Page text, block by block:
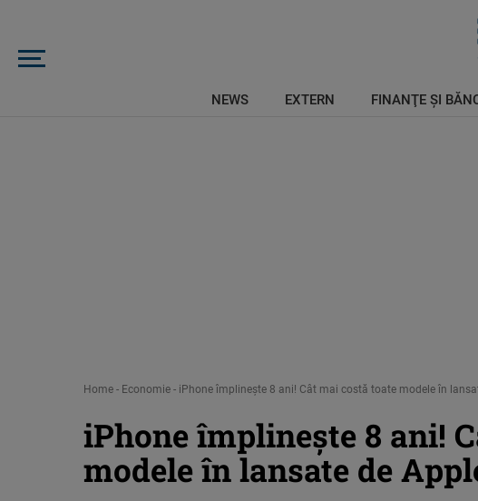
NEWS EXTERN FINANŢE ŞI
Home - Economie - iPhone împlinește 8 ani! Cât mai costă toate modele în
iPhone împlinește 8 ani!
modele în lansate de